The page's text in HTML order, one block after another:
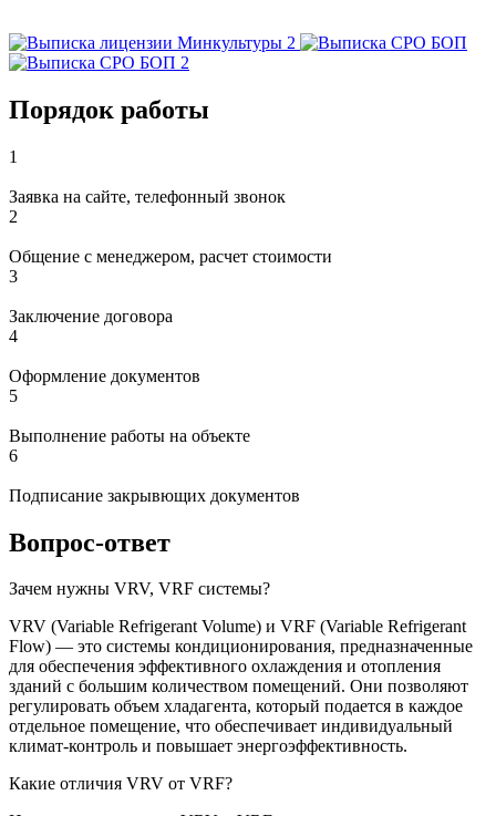
Порядок работы
1
Заявка на сайте, телефонный звонок
2
Общение с менеджером, расчет стоимости
3
Заключение договора
4
Оформление документов
5
Выполнение работы на объекте
6
Подписание закрывющих документов
Вопрос-ответ
Зачем нужны VRV, VRF системы?
VRV (Variable Refrigerant Volume) и VRF (Variable Refrigerant
Flow) — это системы кондиционирования, предназначенные
для обеспечения эффективного охлаждения и отопления
зданий с большим количеством помещений. Они позволяют
регулировать объем хладагента, который подается в каждое
отдельное помещение, что обеспечивает индивидуальный
климат-контроль и повышает энергоэффективность.
Какие отличия VRV от VRF?